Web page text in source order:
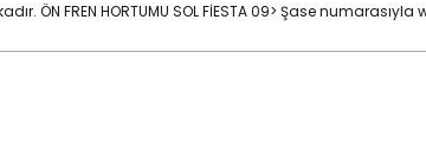
ÖN FREN HORTUMU SOL FİESTA 09> Şase